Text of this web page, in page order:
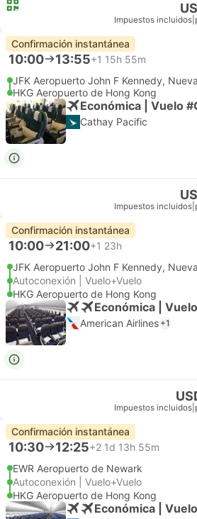
Impuestos incluidos
Confirmación instantánea
10:00 13:55+1 15h 55m
JFK Aeropuerto John F Kennedy,
HKG Aeropuerto de Hong Kong
Económica | Vuelo
Cathay Pacific
Impuestos incluidos
Confirmación instantánea
10:00 21:00+1 23h
JFK Aeropuerto John F Kennedy,
Autoconexión | Vuelo+Vuelo
HKG Aeropuerto de Hong Kong
Económica |
American Airlines +1
Impuestos incluidos
Confirmación instantánea
10:30 12:25+2 1d 13h 55m
EWR Aeropuerto de Newark
Autoconexión | Vuelo+Vuelo
HKG Aeropuerto de Hong Kong
Económica |